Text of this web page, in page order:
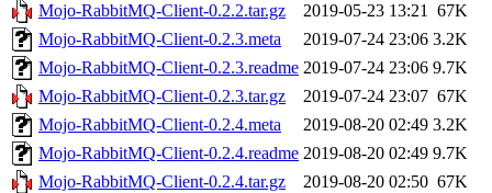
Mojo-RabbitMQ-Client-0.2.2.tar.gz
2019-05-23 13:21 67K
Mojo-RabbitMQ-Client-0.2.3.meta
2019-07-24 23:06 3.2K
Mojo-RabbitMQ-Client-0.2.3.readme 2019-07-24 23:06 9.7K
Mojo-RabbitMQ-Client-0.2.3.tar.gz
2019-07-24 23:07 67K
Mojo-RabbitMQ-Client-0.2.4.meta
2019-08-20 02:49 3.2K
Mojo-RabbitMQ-Client-0.2.4.readme 2019-08-20 02:49 9.7K
Mojo-RabbitMQ-Client-0.2.4.tar.gz
2019-08-20 02:50 67K